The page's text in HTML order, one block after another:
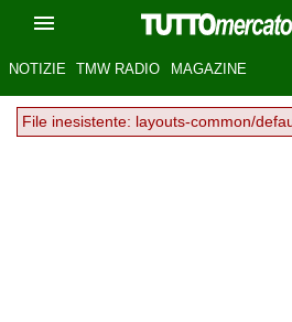
NOTIZIE TMW RADIO MAGAZINE
File inesistente: layouts-common/